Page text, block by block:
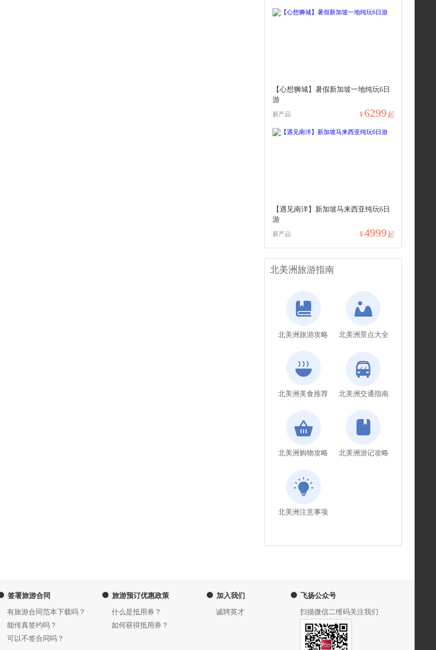
【心想狮城】暑假新加坡一地纯玩6日
游
新产品 ¥ 6299 起
【遇见南洋】新加坡马来西亚纯玩6日
游
新产品 ¥4999 起
北美洲旅游指南
北美洲旅游攻略 北美洲景点大全
北美洲美食推荐 北美洲交通指南
北美洲购物攻略 北美洲游记攻略
北美洲注意事项
签署旅游合同
有旅游合同范本下载吗？
能传真签约吗？
可以不签合同吗？
旅游预订优惠政策
什么是抵用券？
如何获得抵用券？
加入我们
诚聘英才
飞扬公众号
扫描微信二维码关注我们